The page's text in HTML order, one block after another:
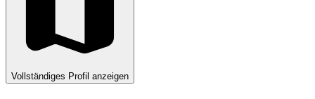
Vollständiges Profil anzeigen